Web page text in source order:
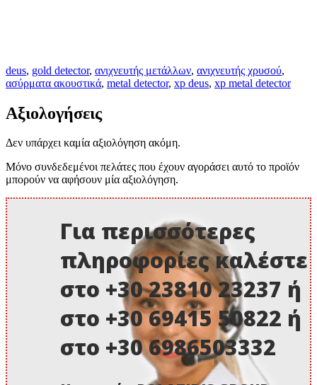
deus, gold detector, ανιχνευτής μετάλλων, ανιχνευτής χρυσού,
ασύρματα ακουστικά, metal detector, xp deus, xp metal detector
Αξιολογήσεις
Δεν υπάρχει καμία αξιολόγηση ακόμη.
Μόνο συνδεδεμένοι πελάτες που έχουν αγοράσει αυτό το προϊόν
μπορούν να αφήσουν μία αξιολόγηση.
Για περισσότερες
πληροφορίες καλέστε
στο +30 23810 23237 ή
στο +30 69415 50822 ή
στο +30 6986503332